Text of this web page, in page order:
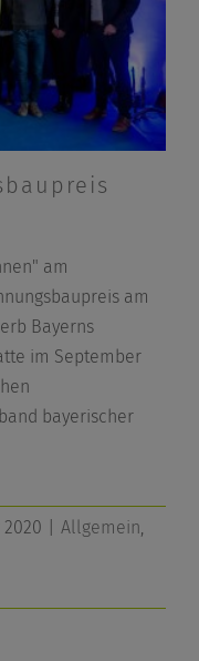
am
am
Bayerns
im September
bayerischer
2020 Allgemein